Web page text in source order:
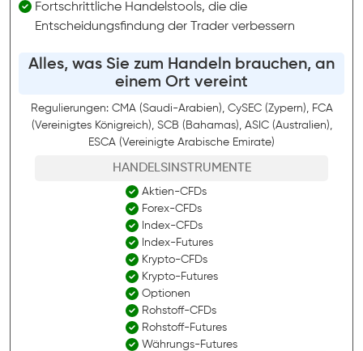
Fortschrittliche Handelstools, die die
Entscheidungsfindung der Trader verbessern
Alles, was Sie zum Handeln brauchen, an
einem Ort vereint
Regulierungen: CMA (Saudi-Arabien), CySEC (Zypern), FCA
(Vereinigtes Königreich), SCB (Bahamas), ASIC (Australien),
ESCA (Vereinigte Arabische Emirate)
HANDELSINSTRUMENTE
Aktien-CFDs
Forex-CFDs
Index-CFDs
Index-Futures
Krypto-CFDs
Krypto-Futures
Optionen
Rohstoff-CFDs
Rohstoff-Futures
Währungs-Futures